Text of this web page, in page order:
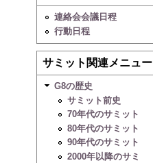
連絡会会議日程
行動日程
サミット関連メニュー
G8の歴史
サミット前史
70年代のサミット
80年代のサミット
90年代のサミット
2000年以降のサミ